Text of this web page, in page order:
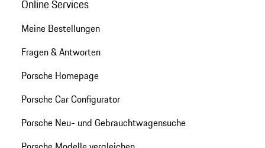
Online Services
Meine Bestellungen
Fragen & Antworten
Porsche Homepage
Porsche Car Configurator
Porsche Neu- und Gebrauchtwagensuche